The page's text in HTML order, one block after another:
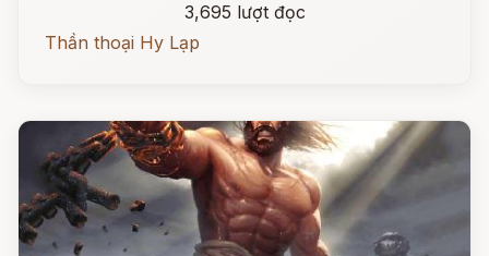
3,695 lượt đọc
Thần thoại Hy Lạp